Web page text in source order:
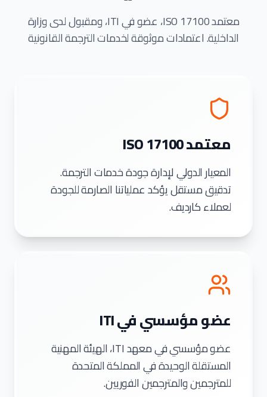
معتمد ISO 17100، عضو في ITI، ومقبول لدى وزارة
الداخلية. اعتمادات موثوقة لخدمات الترجمة القانونية
معتمد ISO 17100
المعيار الدولي لإدارة جودة خدمات الترجمة.
تدقيق مستقل يؤكد عملياتنا الصارمة للجودة
لعملاء كارديف.
عضو مؤسسي في ITI
عضو مؤسسي في معهد ITI، الهيئة المهنية
المستقلة الوحيدة في المملكة المتحدة
للمترجمين والمترجمين الفوريين.